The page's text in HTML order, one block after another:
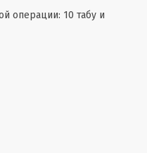
операции: 10 табу и